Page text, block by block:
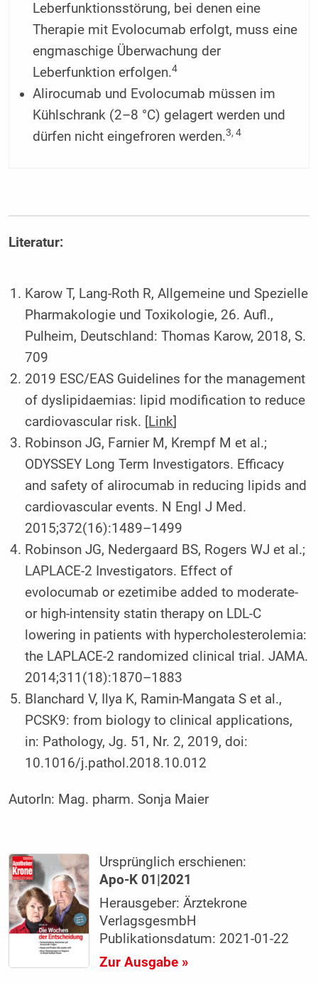
Leberfunktionsstörung, bei denen eine
Therapie mit Evolocumab erfolgt, muss eine
engmaschige Überwachung der
Leberfunktion erfolgen.4
Alirocumab und Evolocumab müssen im
Kühlschrank (2–8 °C) gelagert werden und
dürfen nicht eingefroren werden.3, 4
Literatur:
Karow T, Lang-Roth R, Allgemeine und Spezielle
Pharmakologie und Toxikologie, 26. Aufl.,
Pulheim, Deutschland: Thomas Karow, 2018, S.
709
2019 ESC/EAS Guidelines for the management
of dyslipidaemias: lipid modification to reduce
cardiovascular risk. [Link]
Robinson JG, Farnier M, Krempf M et al.;
ODYSSEY Long Term Investigators. Efficacy
and safety of alirocumab in reducing lipids and
cardiovascular events. N Engl J Med.
2015;372(16):1489–1499
Robinson JG, Nedergaard BS, Rogers WJ et al.;
LAPLACE-2 Investigators. Effect of
evolocumab or ezetimibe added to moderate-
or high-intensity statin therapy on LDL-C
lowering in patients with hypercholesterolemia:
the LAPLACE-2 randomized clinical trial. JAMA.
2014;311(18):1870–1883
Blanchard V, Ilya K, Ramin-Mangata S et al.,
PCSK9: from biology to clinical applications,
in: Pathology, Jg. 51, Nr. 2, 2019, doi:
10.1016/j.pathol.2018.10.012
AutorIn: Mag. pharm. Sonja Maier
Ursprünglich erschienen:
Apo-K 01|2021
Herausgeber: Ärztekrone
VerlagsgesmbH
Publikationsdatum: 2021-01-22
Zur Ausgabe »